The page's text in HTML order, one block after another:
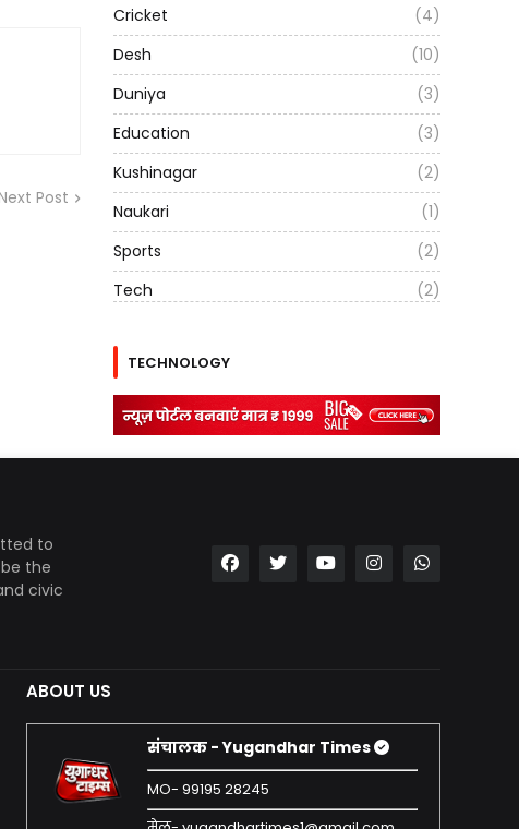
Post
Cricket
(4)
Desh
(10)
Duniya
(3)
Education
(3)
Kushinagar
(2)
Naukari
(1)
Sports
(2)
Tech
(2)
TECHNOLOGY
to
the
civic
ABOUT US
संचालक - Yugandhar Times
MO- 99195 28245